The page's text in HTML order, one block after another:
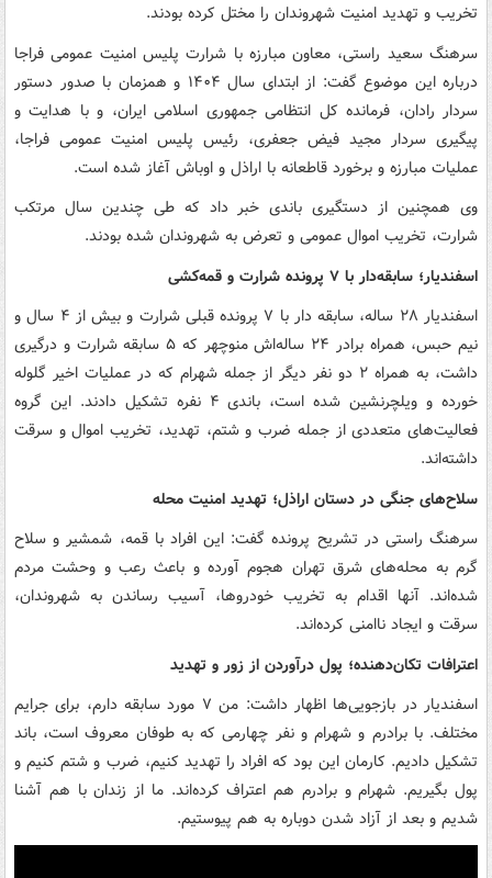
تخریب و تهدید امنیت شهروندان را مختل کرده بودند.
سرهنگ سعید راستی، معاون مبارزه با شرارت پلیس امنیت عمومی فراجا
درباره این موضوع گفت: از ابتدای سال ۱۴۰۴ و همزمان با صدور دستور
سردار رادان، فرمانده کل انتظامی جمهوری اسلامی ایران، و با هدایت و
پیگیری سردار مجید فیض جعفری، رئیس پلیس امنیت عمومی فراجا،
عملیات مبارزه و برخورد قاطعانه با اراذل و اوباش آغاز شده است.
وی همچنین از دستگیری باندی خبر داد که طی چندین سال مرتکب
شرارت، تخریب اموال عمومی و تعرض به شهروندان شده بودند.
اسفندیار؛ سابقه‌دار با ۷ پرونده شرارت و قمه‌کشی
اسفندیار ۲۸ ساله، سابقه دار با ۷ پرونده قبلی شرارت و بیش از ۴ سال و
نیم حبس، همراه برادر ۲۴ ساله‌اش منوچهر که ۵ سابقه شرارت و درگیری
داشت، به همراه ۲ دو نفر دیگر از جمله شهرام که در عملیات اخیر گلوله
خورده و ویلچرنشین شده است، باندی ۴ نفره تشکیل دادند. این گروه
فعالیت‌های متعددی از جمله ضرب و شتم، تهدید، تخریب اموال و سرقت
داشته‌اند.
سلاح‌های جنگی در دستان اراذل؛ تهدید امنیت محله
سرهنگ راستی در تشریح پرونده گفت: این افراد با قمه، شمشیر و سلاح
گرم به محله‌های شرق تهران هجوم آورده و باعث رعب و وحشت مردم
شده‌اند. آنها اقدام به تخریب خودروها، آسیب رساندن به شهروندان،
سرقت و ایجاد ناامنی کرده‌اند.
اعترافات تکان‌دهنده؛ پول درآوردن از زور و تهدید
اسفندیار در بازجویی‌ها اظهار داشت: من ۷ مورد سابقه دارم، برای جرایم
مختلف. با برادرم و شهرام و نفر چهارمی که به طوفان معروف است، باند
تشکیل دادیم. کارمان این بود که افراد را تهدید کنیم، ضرب و شتم کنیم و
پول بگیریم. شهرام و برادرم هم اعتراف کرده‌اند. ما از زندان با هم آشنا
شدیم و بعد از آزاد شدن دوباره به هم پیوستیم.